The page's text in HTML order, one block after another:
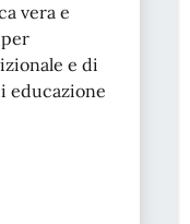
vera e
e di
educazione